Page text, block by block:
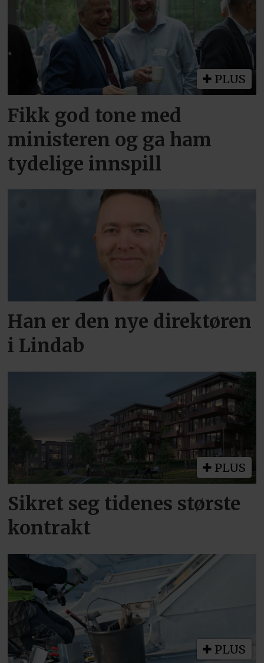
PLUS
Fikk god tone med
ministeren og ga ham
tydelige innspill
Han er den nye direktøren
i Lindab
PLUS
Sikret seg tidenes største
kontrakt
PLUS